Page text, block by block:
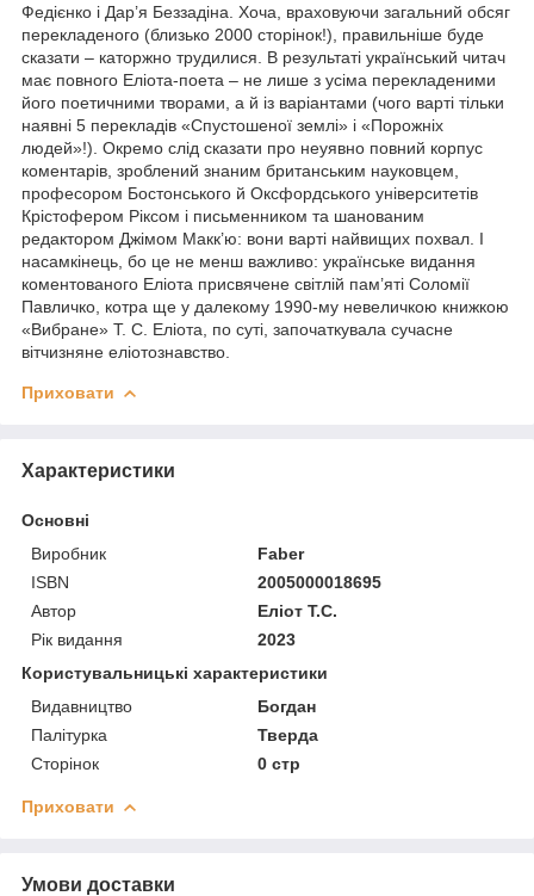
Федієнко і Дар’я Беззадіна. Хоча, враховуючи загальний обсяг
перекладеного (близько 2000 сторінок!), правильніше буде
сказати – каторжно трудилися. В результаті український читач
має повного Еліота-поета – не лише з усіма перекладеними
його поетичними творами, а й із варіантами (чого варті тільки
наявні 5 перекладів «Спустошеної землі» і «Порожніх
людей»!). Окремо слід сказати про неуявно повний корпус
коментарів, зроблений знаним британським науковцем,
професором Бостонського й Оксфордського університетів
Крістофером Ріксом і письменником та шанованим
редактором Джімом Макк’ю: вони варті найвищих похвал. І
насамкінець, бо це не менш важливо: українське видання
коментованого Еліота присвячене світлій пам’яті Соломії
Павличко, котра ще у далекому 1990-му невеличкою книжкою
«Вибране» Т. С. Еліота, по суті, започаткувала сучасне
вітчизняне еліотознавство.
Приховати
Характеристики
Основні
Виробник
Faber
ISBN
2005000018695
Автор
Еліот Т.С.
Рік видання
2023
Користувальницькі характеристики
Видавництво
Богдан
Палітурка
Тверда
Сторінок
0 стр
Приховати
Умови доставки